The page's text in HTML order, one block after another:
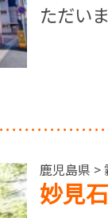
ただい
鹿児島県 >
妙見